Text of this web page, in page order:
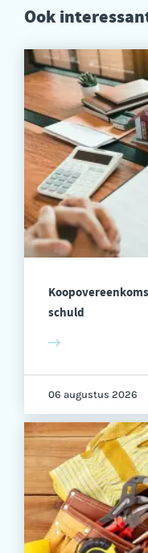
Ook
schuld
06 augustus 2026